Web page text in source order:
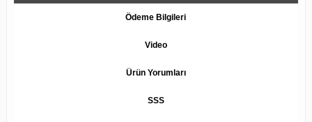
Ödeme Bilgileri
Video
Ürün Yorumları
SSS